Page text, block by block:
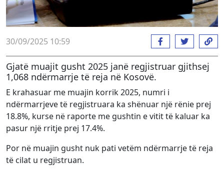
30/09/2025 10:59
Gjatë muajit gusht 2025 janë regjistruar gjithsej
1,068 ndërmarrje të reja në Kosovë.
E krahasuar me muajin korrik 2025, numri i
ndërmarrjeve të regjistruara ka shënuar një rënie prej
18.8%, kurse në raporte me gushtin e vitit të kaluar ka
pasur një rritje prej 17.4%.
Por në muajin gusht nuk pati vetëm ndërmarrje të reja
të cilat u regjistruan.